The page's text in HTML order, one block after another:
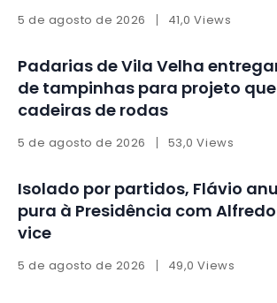
5 de agosto de 2026 41,0 Views
Padarias de Vila Velha
de tampinhas para projeto
cadeiras de rodas
5 de agosto de 2026 53,0 Views
Isolado por partidos, Flávio
pura à Presidência com
vice
5 de agosto de 2026 49,0 Views